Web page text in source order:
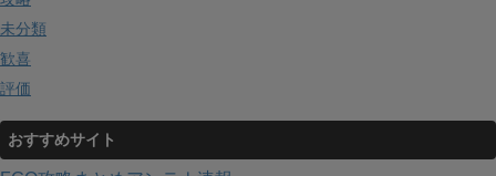
未分類
歓喜
評価
おすすめサイト